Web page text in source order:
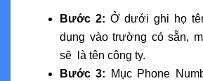
Bước 2: Ở dưới ghi họ
dụng vào trường có sẵn,
sẽ là tên công ty.
Bước 3: Mục Phone